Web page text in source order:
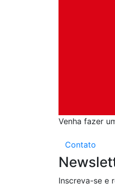
Venha fazer
Contato
Inscreva-se e